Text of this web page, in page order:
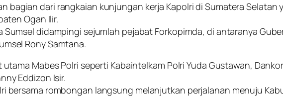
bagian dari rangkaian kunjungan kerja Kapolri di Sumatera
Ogan Ilir.
didampingi sejumlah pejabat Forkopimda, di antaranya
Rony Samtana.
Mabes Polri seperti Kabaintelkam Polri Yuda Gustawan,
Eddizon Isir.
bersama rombongan langsung melanjutkan perjalanan menuju